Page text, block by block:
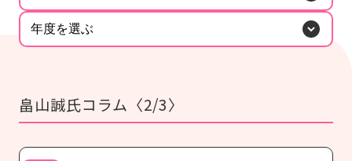
個人情報保護方針利用規約お問い合わせ
畠山誠氏コラム〈2/3〉
年度を選ぶ